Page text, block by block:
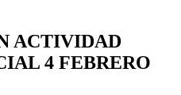
ACTIVIDAD
4 FEBRERO